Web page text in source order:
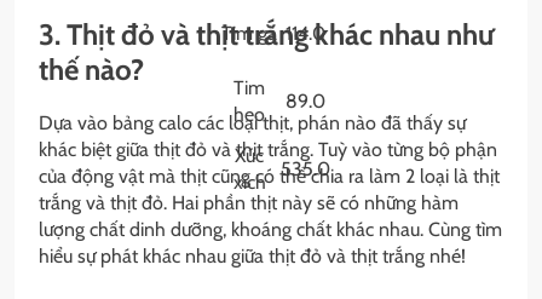
Tim gà 114.0
Tim
heo
89.0
Xúc
xích
535.0
3. Thịt đỏ và thịt trắng khác nhau như
thế nào?
Dựa vào bảng calo các loại thịt, phán nào đã thấy sự
khác biệt giữa thịt đỏ và thịt trắng. Tuỳ vào từng bộ phận
của động vật mà thịt cũng có thể chia ra làm 2 loại là thịt
trắng và thịt đỏ. Hai phần thịt này sẽ có những hàm
lượng chất dinh dưỡng, khoáng chất khác nhau. Cùng tìm
hiểu sự phát khác nhau giữa thịt đỏ và thịt trắng nhé!